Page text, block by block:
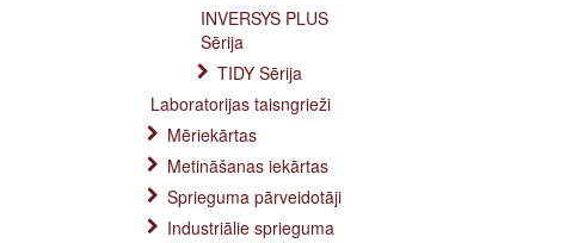
INVERSYS PLUS
Sērija
TIDY Sērija
Laboratorijas taisngrieži
Mēriekārtas
Metināšanas iekārtas
Sprieguma pārveidotāji
Industriālie sprieguma